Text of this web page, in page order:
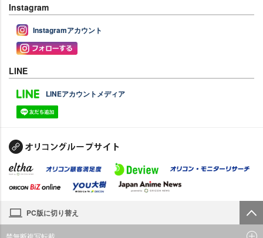
Instagram
Instagramアカウント
LINE
LINEアカウントメディア
PC版に切り替え